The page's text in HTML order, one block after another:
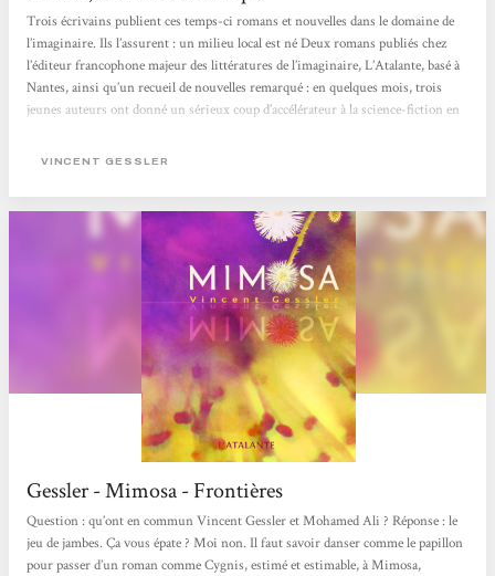
Trois écrivains publient ces temps-ci romans et nouvelles dans le domaine de
l’imaginaire. Ils l’assurent : un milieu local est né Deux romans publiés chez
l’éditeur francophone majeur des littératures de l’imaginaire, L’Atalante, basé à
Nantes, ainsi qu’un recueil de nouvelles remarqué : en quelques mois, trois
jeunes auteurs ont donné un sérieux coup d’accélérateur à la science-fiction en
toutes les troupes de l’imaginaire local, on réunirait une vingtaine...
VINCENT GESSLER
Gessler - Mimosa - Frontières
Question : qu’ont en commun Vincent Gessler et Mohamed Ali ? Réponse : le
jeu de jambes. Ça vous épate ? Moi non. Il faut savoir danser comme le papillon
pour passer d’un roman comme Cygnis, estimé et estimable, à Mimosa,